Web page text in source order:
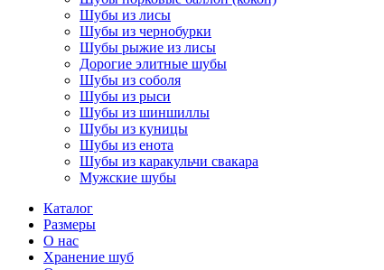
Шубы из лисы
Шубы из чернобурки
Шубы рыжие из лисы
Дорогие элитные шубы
Шубы из соболя
Шубы из рыси
Шубы из шиншиллы
Шубы из куницы
Шубы из енота
Шубы из каракульчи свакара
Мужские шубы
Каталог
Размеры
О нас
Хранение шуб